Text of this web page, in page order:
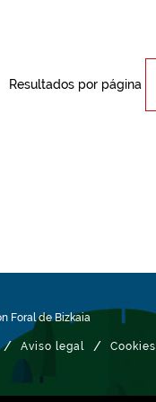
Resultados por página
Foral de Bizkaia
/ Aviso legal / Cookies